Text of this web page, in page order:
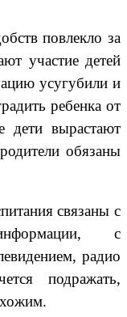
повлекло за
участие детей
усугубили и
ребенка от
вырастают
обязаны
связаны с
с
радио
подражать,